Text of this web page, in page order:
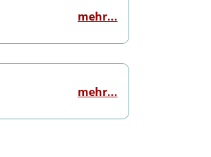
mehr...
mehr...